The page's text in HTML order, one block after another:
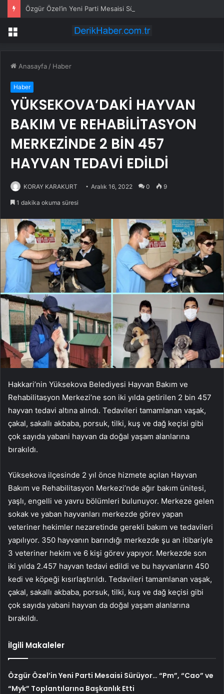
Menü
Anasayfa / Haber
Haber
YÜKSEKOVA’DAKİ HAYVAN
BAKIM VE REHABİLİTASYON
MERKEZİNDE 2 BİN 457
HAYVAN TEDAVİ EDİLDİ
KORAY KARAKURT Aralık 16, 2022 0 9
1 dakika okuma süresi
Hakkari’nin Yüksekova Belediyesi Hayvan Bakım ve
Rehabilitasyon Merkezi’ne son iki yılda getirilen 2 bin 457
hayvan tedavi altına alındı. Tedavileri tamamlanan vaşak,
çakal, sakallı akbaba, porsuk, tilki, kuş ve dağ keçisi gibi
çok sayıda yabani hayvan da doğal yaşam alanlarına
bırakıldı.
Yüksekova ilçesinde 2 yıl önce hizmete açılan Hayvan
Bakım ve Rehabilitasyon Merkezi’nde ağır bakım ünitesi,
yaşlı, engelli ve yavru bölümleri bulunuyor. Merkeze gelen
sokak ve yaban hayvanları merkezde görev yapan
veteriner hekimler nezaretinde gerekli bakım ve tedavileri
yapılıyor. 350 hayvanın barındığı merkezde şu an itibariyle
3 veteriner hekim ve 6 kişi görev yapıyor. Merkezde son
iki yılda 2.457 hayvan tedavi edildi ve bu hayvanların 450
kedi ve köpeği kısırlaştırıldı. Tedavileri tamamlanan vaşak,
çakal, sakallı akbaba, porsuk, tilki, kuş ve dağ keçisi gibi
çok sayıda yabani hayvan da doğal yaşam alanlarına
bırakıldı.
İlgili Makaleler
Özgür Özel’in Yeni Parti Mesaisi Sürüyor… “Pm”, “Cao” ve
“Myk” Toplantılarına Başkanlık Etti